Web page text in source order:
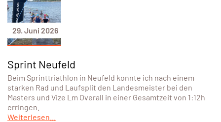
29. Juni 2026
Sprint Neufeld
Beim Sprinttriathlon in Neufeld konnte ich nach einem
starken Rad und Laufsplit den Landesmeister bei den
Masters und Vize Lm Overall in einer Gesamtzeit von 1:12h
erringen.
Weiterlesen...